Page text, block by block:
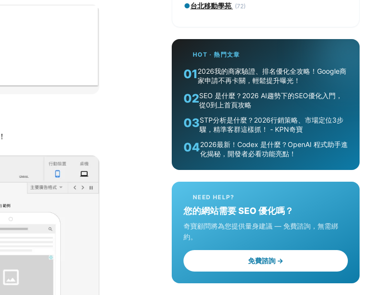
●台北移動學苑 (72)
HOT · 熱門文章
012026我的商家驗證、排名優化全攻略！Google商
家申請不再卡關，輕鬆提升曝光！
02SEO 是什麼？2026 AI趨勢下的SEO優化入門，
從0到上首頁攻略
03STP分析是什麼？2026行銷策略、市場定位3步
驟，精準客群這樣抓！ - KPN奇寶
042026最新！Codex 是什麼？OpenAI 程式助手進
化揭秘，開發者必看功能亮點！
NEED HELP?
您的網站需要 SEO 優化嗎？
奇寶顧問將為您提供量身建議 — 免費諮詢，無需綁
約。
免費諮詢 →